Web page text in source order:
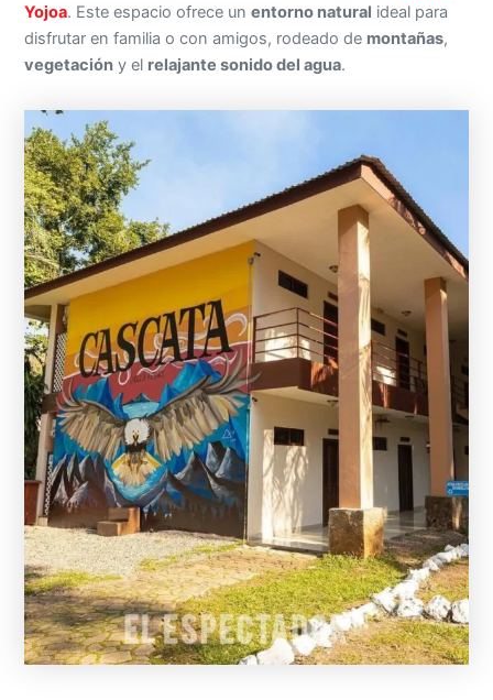
Yojoa. Este espacio ofrece unentorno natural ideal para
disfrutar en familia o con amigos, rodeado de montañas,
vegetación y el relajante sonido del agua.